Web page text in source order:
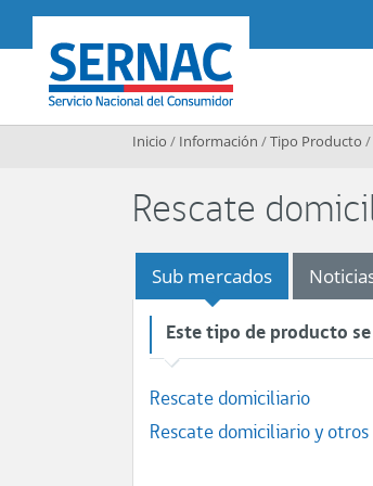
SERNAC
Inicio / Información /Tipo Producto /
Rescate
Sub mercados
Este tipo de producto
Rescate domiciliario
Rescate domiciliario y otros